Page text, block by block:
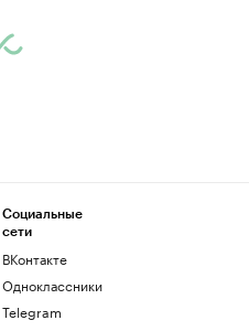
Социальные
сети
ВКонтакте
Одноклассники
Telegram